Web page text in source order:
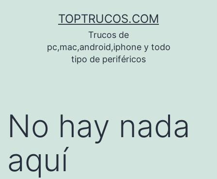
TOPTRUCOS.COM
Trucos de
pc,mac,android,iphone y todo
tipo de periféricos
No hay nada
aquí